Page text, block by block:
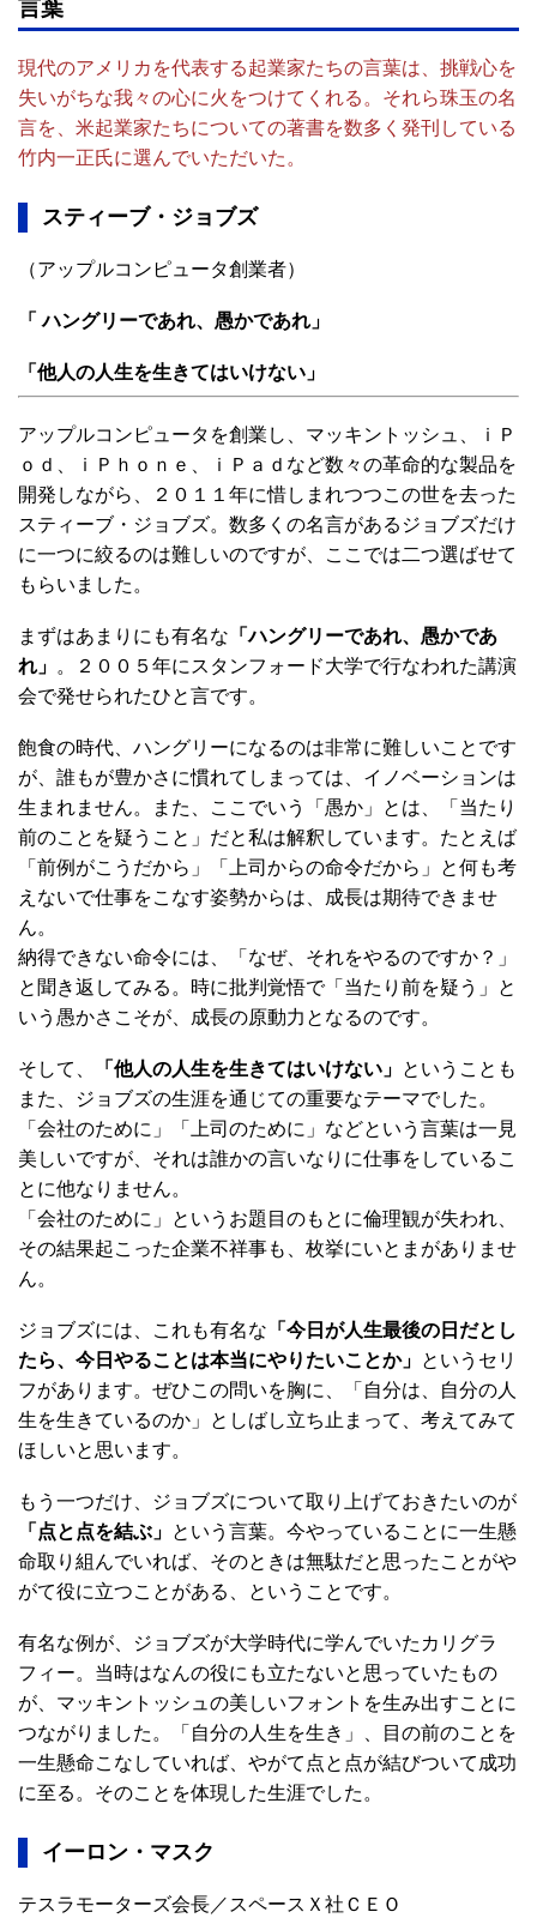
言葉
現代のアメリカを代表する起業家たちの言葉は、挑戦心を
失いがちな我々の心に火をつけてくれる。それら珠玉の名
言を、米起業家たちについての著書を数多く発刊している
竹内一正氏に選んでいただいた。
スティーブ・ジョブズ
（アップルコンピュータ創業者）
「 ハングリーであれ、愚かであれ」
「他人の人生を生きてはいけない」
アップルコンピュータを創業し、マッキントッシュ、ｉＰ
ｏｄ、ｉＰｈｏｎｅ、ｉＰａｄなど数々の革命的な製品を
開発しながら、２０１１年に惜しまれつつこの世を去った
スティーブ・ジョブズ。数多くの名言があるジョブズだけ
に一つに絞るのは難しいのですが、ここでは二つ選ばせて
もらいました。
まずはあまりにも有名な 「ハングリーであれ、愚かであ
れ」 。２００５年にスタンフォード大学で行なわれた講演
会で発せられたひと言です。
飽食の時代、ハングリーになるのは非常に難しいことです
が、誰もが豊かさに慣れてしまっては、イノベーションは
生まれません。また、ここでいう「愚か」とは、「当たり
前のことを疑うこと」だと私は解釈しています。たとえば
「前例がこうだから」「上司からの命令だから」と何も考
えないで仕事をこなす姿勢からは、成長は期待できませ
ん。
納得できない命令には、「なぜ、それをやるのですか？」
と聞き返してみる。時に批判覚悟で「当たり前を疑う」と
いう愚かさこそが、成長の原動力となるのです。
そして、 「他人の人生を生きてはいけない」 ということも
また、ジョブズの生涯を通じての重要なテーマでした。
「会社のために」「上司のために」などという言葉は一見
美しいですが、それは誰かの言いなりに仕事をしているこ
とに他なりません。
「会社のために」というお題目のもとに倫理観が失われ、
その結果起こった企業不祥事も、枚挙にいとまがありませ
ん。
ジョブズには、これも有名な 「今日が人生最後の日だとし
たら、今日やることは本当にやりたいことか」 というセリ
フがあります。ぜひこの問いを胸に、「自分は、自分の人
生を生きているのか」としばし立ち止まって、考えてみて
ほしいと思います。
もう一つだけ、ジョブズについて取り上げておきたいのが
「点と点を結ぶ」 という言葉。今やっていることに一生懸
命取り組んでいれば、そのときは無駄だと思ったことがや
がて役に立つことがある、ということです。
有名な例が、ジョブズが大学時代に学んでいたカリグラ
フィー。当時はなんの役にも立たないと思っていたもの
が、マッキントッシュの美しいフォントを生み出すことに
つながりました。「自分の人生を生き」、目の前のことを
一生懸命こなしていれば、やがて点と点が結びついて成功
に至る。そのことを体現した生涯でした。
イーロン・マスク
テスラモーターズ会長／スペースＸ社ＣＥＯ